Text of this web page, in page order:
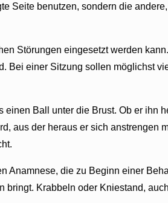
Seite benutzen, sondern die
Störungen eingesetzt werden
Bei einer Sitzung sollen möglichst
Ball unter die Brust. Ob er ihn
aus der heraus er sich anstrengen
Anamnese, die zu Beginn einer
bringt. Krabbeln oder Kniestand,